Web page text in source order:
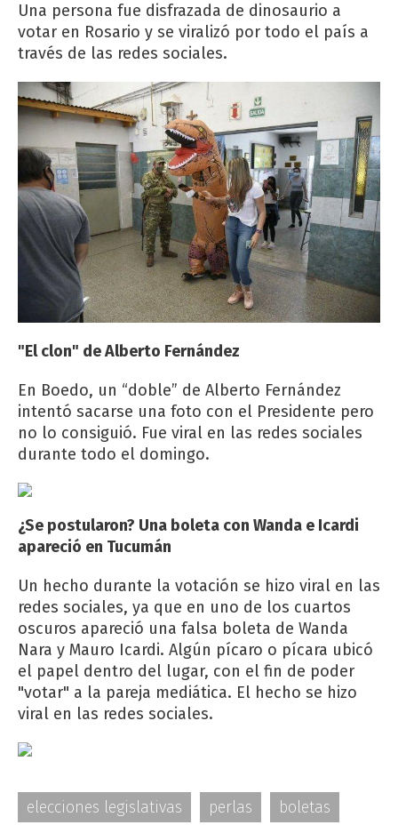
Una persona fue disfrazada de dinosaurio a
votar en Rosario y se viralizó por todo el país a
través de las redes sociales.
"El clon" de Alberto Fernández
En Boedo, un “doble” de Alberto Fernández
intentó sacarse una foto con el Presidente pero
no lo consiguió. Fue viral en las redes sociales
durante todo el domingo.
¿Se postularon? Una boleta con Wanda e Icardi
apareció en Tucumán
Un hecho durante la votación se hizo viral en las
redes sociales, ya que en uno de los cuartos
oscuros apareció una falsa boleta de Wanda
Nara y Mauro Icardi. Algún pícaro o pícara ubicó
el papel dentro del lugar, con el fin de poder
"votar" a la pareja mediática. El hecho se hizo
viral en las redes sociales.
elecciones legislativas perlas
boletas